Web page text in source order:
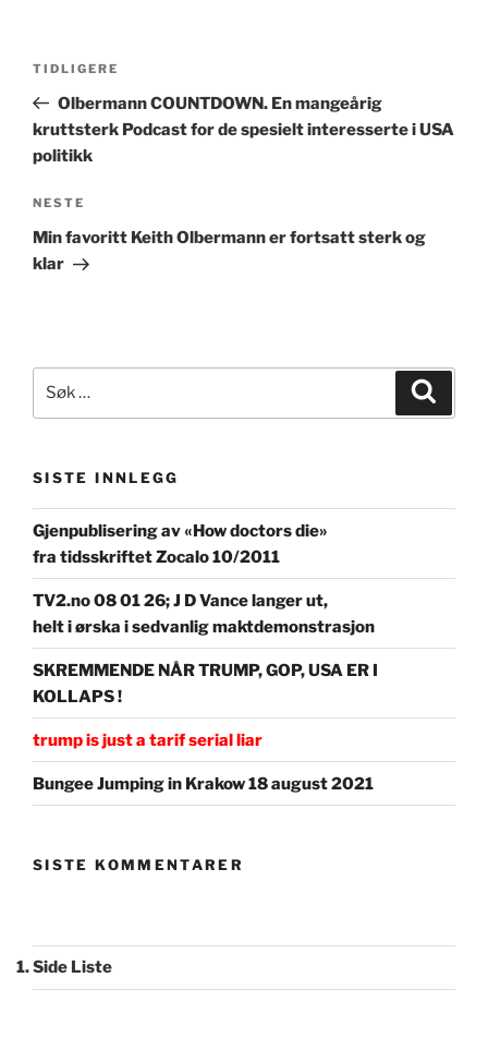
Forrige
innlegg
TIDLIGERE
Olbermann COUNTDOWN. En mangeårig
kruttsterk Podcast for de spesielt interesserte i USA
politikk
Neste
innlegg
NESTE
Min favoritt Keith Olbermann er fortsatt sterk og
klar
etter:
SISTE INNLEGG
Gjenpublisering av «How doctors die»
fra tidsskriftet Zocalo 10/2011
TV2.no 08 01 26; J D Vance langer ut,
helt i ørska i sedvanlig maktdemonstrasjon
SKREMMENDE NÅR TRUMP, GOP, USA ER I
KOLLAPS !
trump is just a tarif serial liar
Bungee Jumping in Krakow 18 august 2021
SISTE KOMMENTARER
Side Liste